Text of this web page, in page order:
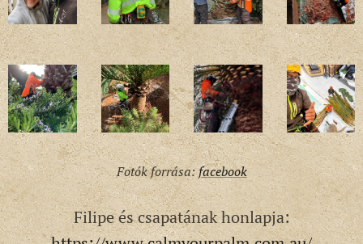
Fotók forrása:facebook
Filipe és csapatának honlapja: